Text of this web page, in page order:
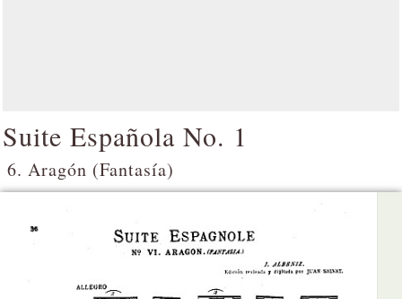
Suite Española No. 1
6. Aragón (Fantasía)